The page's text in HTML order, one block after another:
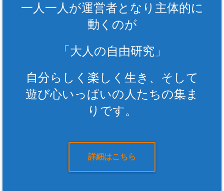
一人一人が運営者となり主体的に
動くのが
「大人の自由研究」
自分らしく楽しく生き、そして
遊び心いっぱいの人たちの集ま
りです。
詳細はこちら